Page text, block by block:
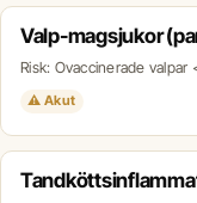
Valp-magsjukor
Risk: Ovaccinerade valpar
⚠ Akut